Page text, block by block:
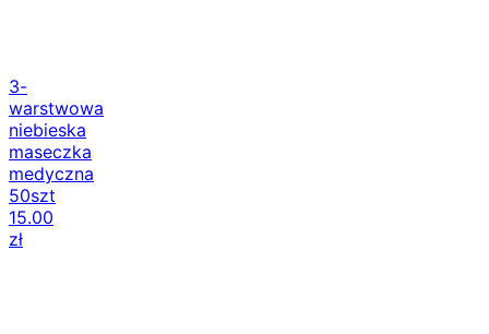
3-
warstwowa
niebieska
maseczka
medyczna
50szt
15.00
zł